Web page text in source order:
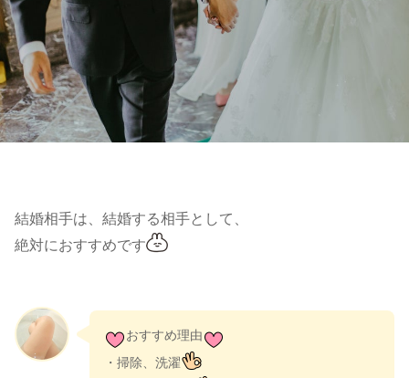
結婚相手は、結婚する相手として、
絶対におすすめです
おすすめ理由
・掃除、洗濯